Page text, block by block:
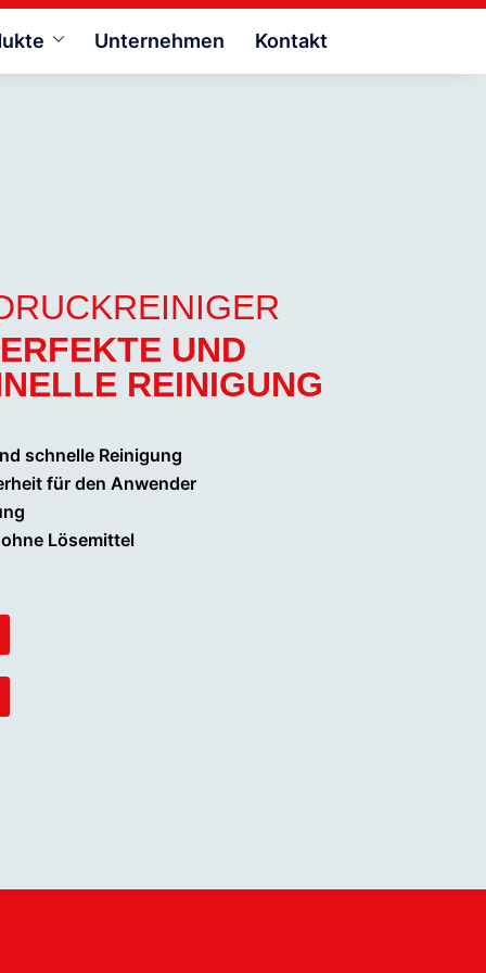
Unternehmen Kontakt
UND
REINIGUNG
schnelle Reinigung
für den Anwender
Lösemittel